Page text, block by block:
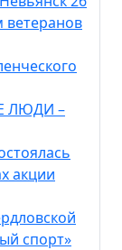
ветеранов
ЛЮДИ –
акции
спорт»